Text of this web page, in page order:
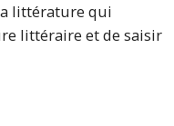
littérature qui
littéraire et de saisir